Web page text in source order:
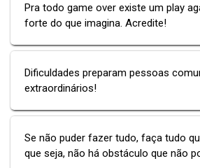
Pra todo game over existe um play
forte do que imagina. Acredite!
Dificuldades preparam pessoas
extraordinários!
Se não puder fazer tudo, faça tudo
que seja, não há obstáculo que não